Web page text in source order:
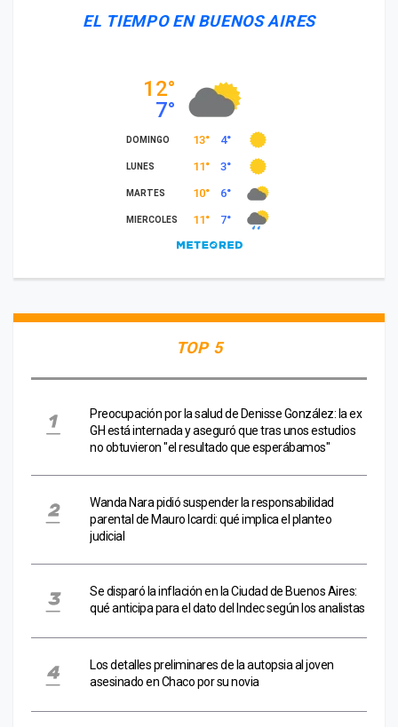
EL TIEMPO EN BUENOS AIRES
TOP 5
Preocupación por la salud de Denisse González: la ex
GH está internada y aseguró que tras unos estudios
no obtuvieron "el resultado que esperábamos"
Wanda Nara pidió suspender la responsabilidad
parental de Mauro Icardi: qué implica el planteo
judicial
Se disparó la inflación en la Ciudad de Buenos Aires:
qué anticipa para el dato del Indec según los analistas
Los detalles preliminares de la autopsia al joven
asesinado en Chaco por su novia